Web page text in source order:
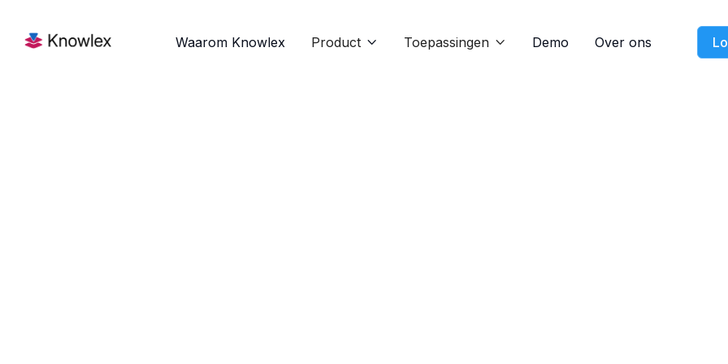
Waarom Knowlex Product  Toepassingen  Demo Over ons